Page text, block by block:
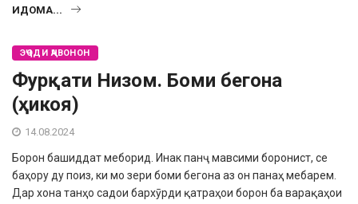
ИДОМА...
ЭҶОДИ ҶАВОНОН
Фурқати Низом. Боми бегона
(ҳикоя)
14.08.2024
Борон башиддат меборид. Инак панҷ мавсими боронист, се
баҳору ду поиз, ки мо зери боми бегона аз он панаҳ мебарем.
Дар хона танҳо садои бархӯрди қатраҳои борон ба варақаҳои